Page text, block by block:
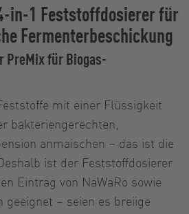
in-1 Feststoffdosierer für
Fermenterbeschickung
PreMix für Biogas-
mit einer Flüssigkeit
bakteriengerechten,
anmaischen – das ist die
Deshalb ist der Feststoffdosierer
Eintrag von NaWaRo sowie
geeignet – seien es breiige